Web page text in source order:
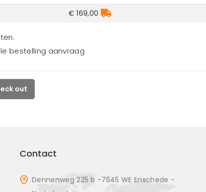
€ 169,00
bestelling aanvraag
out
Contact
Dennenweg 225 b -7545 WE Enschede -